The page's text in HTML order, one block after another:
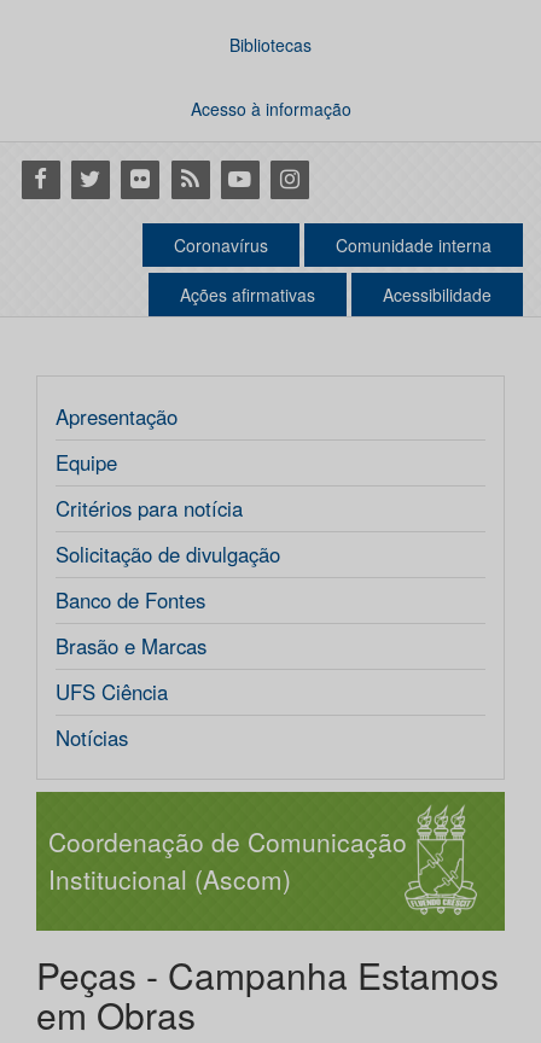
Bibliotecas
Acesso à informação
Facebook
Twitter Flickr RSS YoutubeInstagram
Coronavírus Comunidade interna
Ações afirmativas Acessibilidade
Apresentação
Equipe
Critérios para notícia
Solicitação de divulgação
Banco de Fontes
Brasão e Marcas
UFS Ciência
Notícias
Coordenação de Comunicação
Institucional (Ascom)
Peças - Campanha Estamos
em Obras